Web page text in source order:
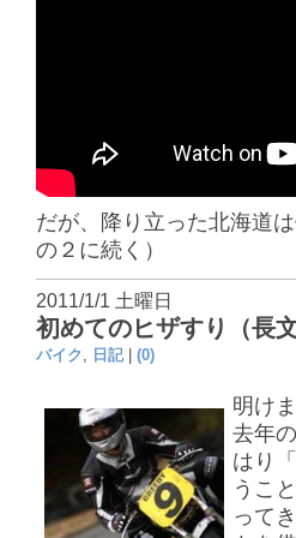
だが、降り立った北海道
の２に続く）
2011/1/1 土曜日
初めてのヒザすり（長文
バイク , 日記| (0)
明け
去年
はり
うこ
って